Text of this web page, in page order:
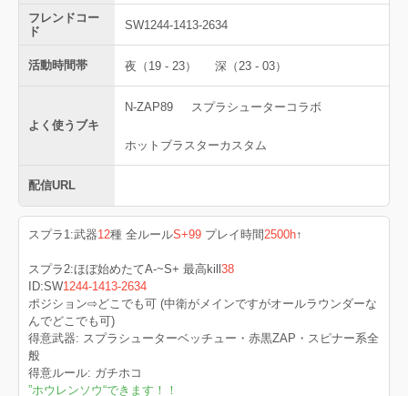
フレンドコー
ド
SW1244-1413-2634
活動時間帯 夜（19 - 23） 深（23 - 03）
よく使うブキ
N-ZAP89 スプラシューターコラボ
ホットブラスターカスタム
配信URL
スプラ1:武器12種 全ルールS+99 プレイ時間2500h↑
スプラ2:ほぼ始めたてA-~S+ 最高kill 38
ID:SW1244-1413-2634
ポジション⇨どこでも可 (中衛がメインですがオールラウンダーな
んでどこでも可)
得意武器: スプラシューターベッチュー・赤黒ZAP・スピナー系全
般
得意ルール: ガチホコ
”ホウレンソウ“できます！！